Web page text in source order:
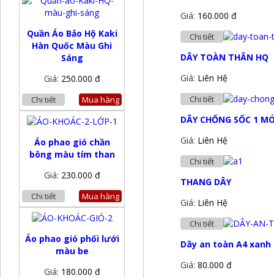
Giá: 160.000 đ
Chi tiết
DÂY TOÀN THÂN HQ
Giá: Liên Hệ
Chi tiết
DÂY CHỐNG SỐC 1
Giá: Liên Hệ
Chi tiết
THANG DÂY
Giá: Liên Hệ
Chi tiết
Dây an toàn A4
Giá: 80.000 đ
Quần Áo Bảo Hộ Kaki
Hàn Quốc Màu Ghi
Sáng
Giá: 250.000 đ
Chi tiết Mua hàng
Áo phao gió chần
bông màu tím than
Giá: 230.000 đ
Chi tiết Mua hàng
Áo phao gió phối lưới
màu be
Giá: 180.000 đ